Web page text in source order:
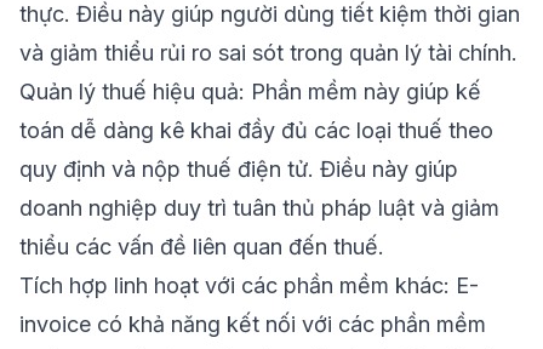
thực. Điều này giúp người dùng tiết kiệm thời gian
và giảm thiểu rủi ro sai sót trong quản lý tài chính.
Quản lý thuế hiệu quả: Phần mềm này giúp kế
toán dễ dàng kê khai đầy đủ các loại thuế theo
quy định và nộp thuế điện tử. Điều này giúp
doanh nghiệp duy trì tuân thủ pháp luật và giảm
thiểu các vấn đề liên quan đến thuế.
Tích hợp linh hoạt với các phần mềm khác: E-
invoice có khả năng kết nối với các phần mềm